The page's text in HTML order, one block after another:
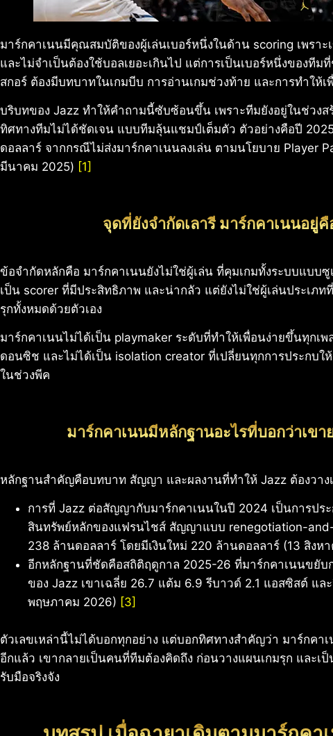
มาร์กคาเนนมีคุณสมบัติของผู้เล่นเบอร์หนึ่งในด้าน scoring เพรา
และไม่จำเป็นต้องใช้บอลเยอะเกินไป แต่การเป็นเบอร์หนึ่งของทีม
สกอร์ ต้องมีบทบาทในเกมบีบ การอ่านเกมช่วงท้าย และการทำให้
บริบทของ Jazz ทำให้คำถามนี้ซับซ้อนขึ้น เพราะทีมยังอยู่ในช่วงส
ทิศทางทีมไม่ได้ชัดเจน แบบทีมลุ้นแชมป์เต็มตัว ตัวอย่างคือปี
ดอลลาร์ จากกรณีไม่ส่งมาร์กคาเนนลงเล่น ตามนโยบาย Player
มีนาคม 2025) [1]
จุดที่ยังจำกัดเลารี มาร์กคาเนนอยู่คื
ข้อจำกัดหลักคือ มาร์กคาเนนยังไม่ใช่ผู้เล่น ที่คุมเกมทั้งระบบแบบซู
เป็น scorer ที่มีประสิทธิภาพ และน่ากลัว แต่ยังไม่ใช่ผู้เล่นประเภท
รุกทั้งหมดด้วยตัวเอง
มาร์กคาเนนไม่ได้เป็น playmaker ระดับที่ทำให้เพื่อนง่ายขึ้นทุกเพ
ดอนซิช และไม่ได้เป็น isolation creator ที่เปลี่ยนทุกการประกบ
ในช่วงพีค
มาร์กคาเนนมีหลักฐานอะไรที่บอกว่าเขา
หลักฐานสำคัญคือบทบาท สัญญา และผลงานที่ทำให้ Jazz ต้องวาง
การที่ Jazz ต่อสัญญากับมาร์กคาเนนในปี 2024 เป็นการปร
สินทรัพย์หลักของแฟรนไชส์ สัญญาแบบ renegotiation-
238 ล้านดอลลาร์ โดยมีเงินใหม่ 220 ล้านดอลลาร์ (13 สิงห
อีกหลักฐานที่ชัดคือสถิติฤดูกาล 2025-26 ที่มาร์กคาเนนขยับ
ของ Jazz เขาเฉลี่ย 26.7 แต้ม 6.9 รีบาวด์ 2.1 แอสซิสต์ แล
พฤษภาคม 2026) [3]
ตัวเลขเหล่านี้ไม่ได้บอกทุกอย่าง แต่บอกทิศทางสำคัญว่า มาร์กคา
อีกแล้ว เขากลายเป็นคนที่ทีมต้องคิดถึง ก่อนวางแผนเกมรุก และเ
รับมือจริงจัง